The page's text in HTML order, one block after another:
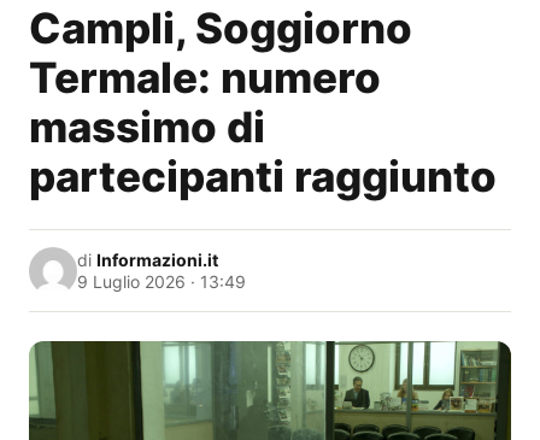
Campli, Soggiorno
Termale: numero
massimo di
partecipanti raggiunto
di Informazioni.it
9 Luglio 2026 · 13:49